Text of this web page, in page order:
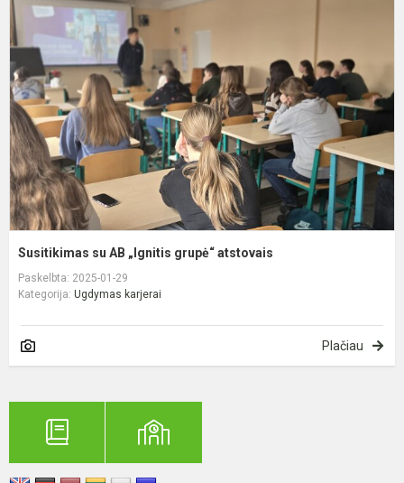
Susitikimas su AB „Ignitis grupė“ atstovais
Paskelbta: 2025-01-29
Kategorija: Ugdymas karjerai
Plačiau